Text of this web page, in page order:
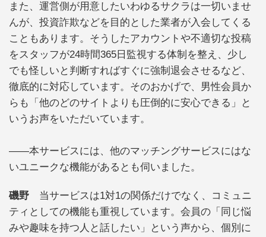
また、運営側が用意したいわゆるサクラは一切いませ
んが、投資詐欺などを目的とした業者が入会してくる
こともあります。そうしたアカウントや不適切な投稿
をスタッフが24時間365日監視する体制を整え、少し
でも怪しいと判断すればすぐに強制退会させるなど、
徹底的に対応しています。そのおかげで、男性会員か
らも「他のどのサイトよりも圧倒的に安心できる」と
いうお声をいただいています。
――本サービスには、他のマッチングサービスにはな
いユニークな機能があるとも伺いました。
磯野 当サービスは1対1の関係だけでなく、コミュニ
ティとしての機能も重視しています。会員の「同じ悩
みや趣味を持つ人と話したい」という声から、個別に